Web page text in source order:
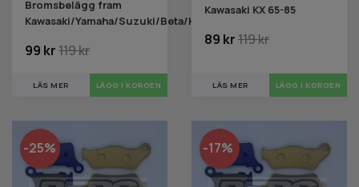
Bromsbelägg fram
Kawasaki/Yamaha/Suzuki/Beta/Honda
99 kr119 kr
LÄS MER LÄGG I KORGEN
Kawasaki KX 65-85
89 kr119 kr
LÄS MER LÄGG I KORGEN
-25% -17%